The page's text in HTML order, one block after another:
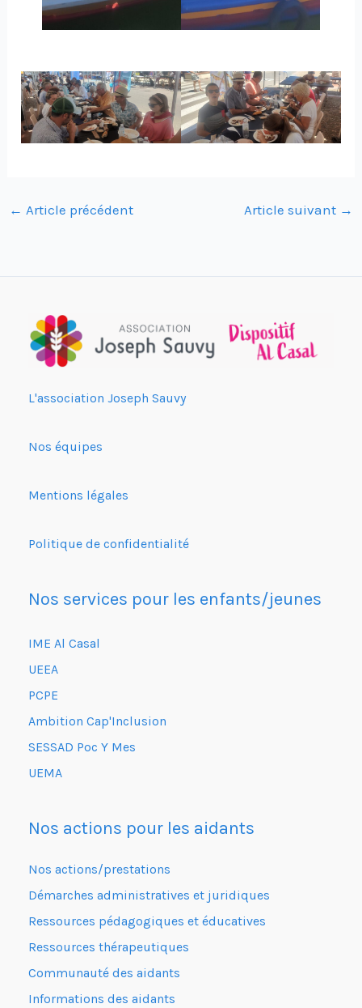
← Article précédent Article suivant →
L'association Joseph Sauvy
Nos équipes
Mentions légales
Politique de confidentialité
Nos services pour les enfants/jeunes
IME Al Casal
UEEA
PCPE
Ambition Cap'Inclusion
SESSAD Poc Y Mes
UEMA
Nos actions pour les aidants
Nos actions/prestations
Démarches administratives et juridiques
Ressources pédagogiques et éducatives
Ressources thérapeutiques
Communauté des aidants
Informations des aidants